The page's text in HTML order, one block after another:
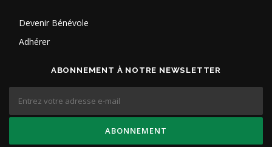
Devenir Bénévole
Adhérer
ABONNEMENT À NOTRE NEWSLETTER